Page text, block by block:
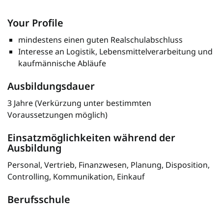
Your Profile
mindestens einen guten Realschulabschluss
Interesse an Logistik, Lebensmittelverarbeitung und
kaufmännische Abläufe
Ausbildungsdauer
3 Jahre (Verkürzung unter bestimmten
Voraussetzungen möglich)
Einsatzmöglichkeiten während der
Ausbildung
Personal, Vertrieb, Finanzwesen, Planung, Disposition,
Controlling, Kommunikation, Einkauf
Berufsschule